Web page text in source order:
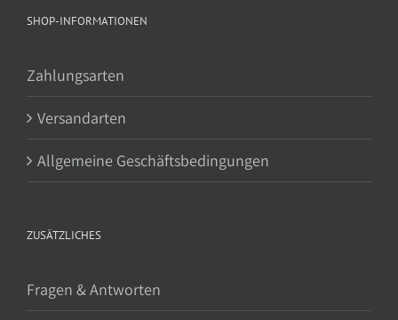
SHOP-INFORMATIONEN
Zahlungsarten
Versandarten
Allgemeine Geschäftsbedingungen
ZUSÄTZLICHES
Fragen & Antworten